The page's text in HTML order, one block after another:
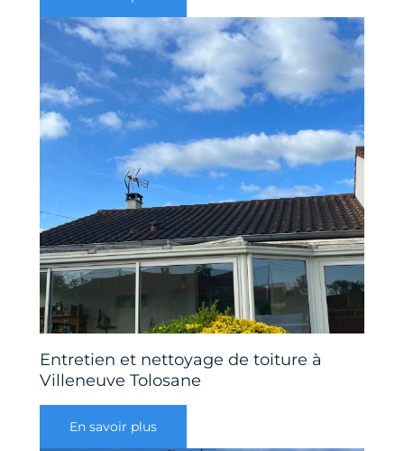
Entretien et nettoyage de toiture à
Villeneuve Tolosane
En savoir plus